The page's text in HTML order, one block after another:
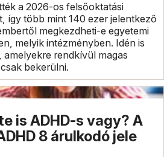
a 2026-os felsőoktatási
így több mint 140 ezer jelentkező
megkezdheti-e egyetemi
melyik intézményben. Idén is
rendkívül magas
bekerülni.
is ADHD-s vagy? A
8 árulkodó jele